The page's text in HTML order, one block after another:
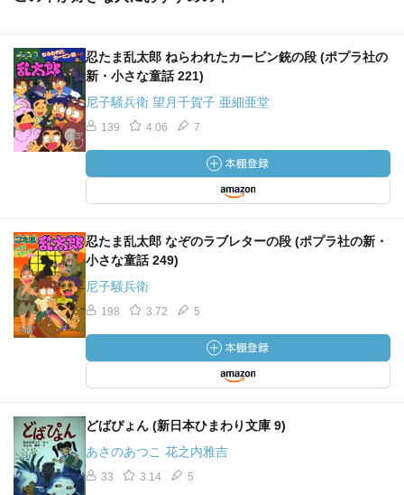
忍たま乱太郎 ねらわれたカービン銃の段 (ポプラ社の
新・小さな童話 221)
尼子騒兵衛 望月千賀子 亜細亜堂
139 4.06 7
忍たま乱太郎 なぞのラブレターの段 (ポプラ社の新・
小さな童話 249)
尼子騒兵衛
198 3.72 5
どばぴょん (新日本ひまわり文庫 9)
あさのあつこ 花之内雅吉
33 3.14 5